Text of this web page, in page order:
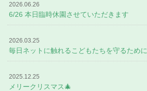
2026.06.26
6/26 本日臨時休園させていただきます
2026.03.25
毎日ネットに触れるこどもたちを守るために
2025.12.25
メリークリスマス🎄